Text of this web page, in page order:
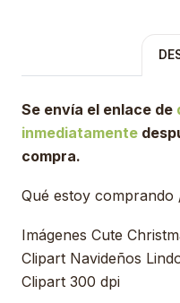
Se envía el enlace de
inmediatamente
compra.
Qué estoy comprando
Imágenes Cute
Clipart Navideños
Clipart 300 dpi